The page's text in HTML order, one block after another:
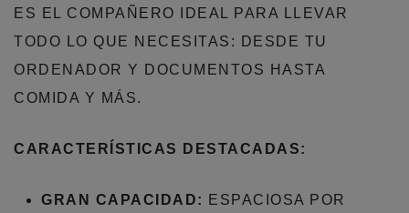
ES EL COMPAÑERO IDEAL PARA LLEVAR
TODO LO QUE NECESITAS: DESDE TU
ORDENADOR Y DOCUMENTOS HASTA
COMIDA Y MÁS.
CARACTERÍSTICAS DESTACADAS:
GRAN CAPACIDAD:
ESPACIOSA POR